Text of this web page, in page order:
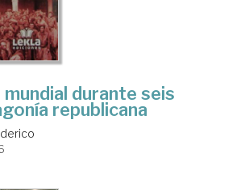
durante seis
republicana